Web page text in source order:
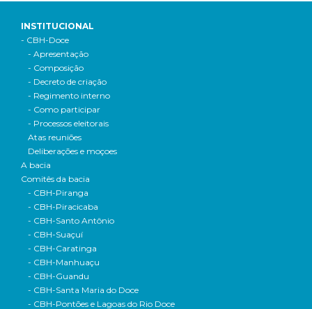
INSTITUCIONAL
- CBH-Doce
- Apresentação
- Composição
- Decreto de criação
- Regimento interno
- Como participar
- Processos eleitorais
Atas reuniões
Deliberações e moçoes
A bacia
Comitês da bacia
- CBH-Piranga
- CBH-Piracicaba
- CBH-Santo Antônio
- CBH-Suaçuí
- CBH-Caratinga
- CBH-Manhuaçu
- CBH-Guandu
- CBH-Santa Maria do Doce
- CBH-Pontões e Lagoas do Rio Doce